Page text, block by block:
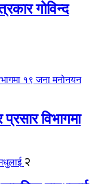
गोविन्द
विभागमा
२